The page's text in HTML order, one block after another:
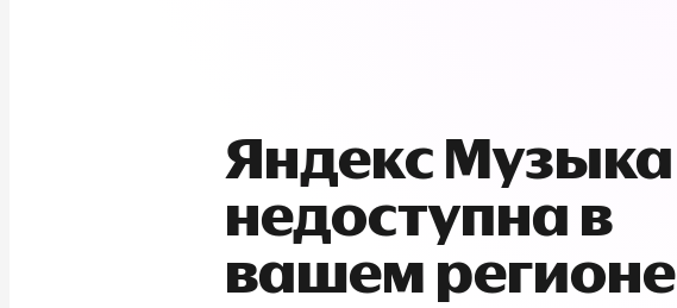
Яндекс Музыка
недоступна в
вашем регионе